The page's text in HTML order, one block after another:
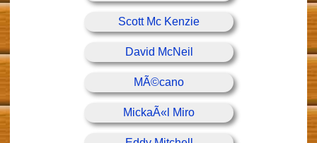
Scott Mc Kenzie
David McNeil
MÃ©cano
MickaÃ«l Miro